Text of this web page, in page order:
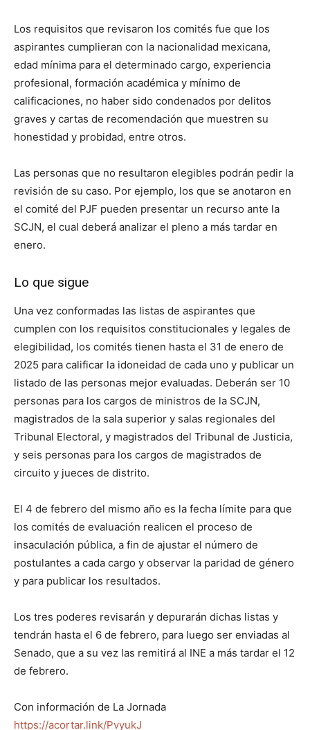
Los requisitos que revisaron los comités fue que los
aspirantes cumplieran con la nacionalidad mexicana,
edad mínima para el determinado cargo, experiencia
profesional, formación académica y mínimo de
calificaciones, no haber sido condenados por delitos
graves y cartas de recomendación que muestren su
honestidad y probidad, entre otros.
Las personas que no resultaron elegibles podrán pedir la
revisión de su caso. Por ejemplo, los que se anotaron en
el comité del PJF pueden presentar un recurso ante la
SCJN, el cual deberá analizar el pleno a más tardar en
enero.
Lo que sigue
Una vez conformadas las listas de aspirantes que
cumplen con los requisitos constitucionales y legales de
elegibilidad, los comités tienen hasta el 31 de enero de
2025 para calificar la idoneidad de cada uno y publicar un
listado de las personas mejor evaluadas. Deberán ser 10
personas para los cargos de ministros de la SCJN,
magistrados de la sala superior y salas regionales del
Tribunal Electoral, y magistrados del Tribunal de Justicia,
y seis personas para los cargos de magistrados de
circuito y jueces de distrito.
El 4 de febrero del mismo año es la fecha límite para que
los comités de evaluación realicen el proceso de
insaculación pública, a fin de ajustar el número de
postulantes a cada cargo y observar la paridad de género
y para publicar los resultados.
Los tres poderes revisarán y depurarán dichas listas y
tendrán hasta el 6 de febrero, para luego ser enviadas al
Senado, que a su vez las remitirá al INE a más tardar el 12
de febrero.
Con información de La Jornada
https://acortar.link/PvyukJ